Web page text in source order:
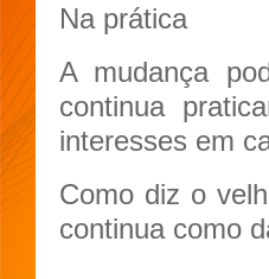
Na prática
A mudança
continua
interesses em
Como diz o
continua como